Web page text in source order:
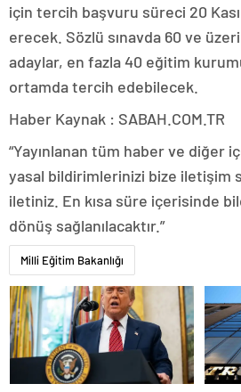
için tercih başvuru süreci 20
erecek. Sözlü sınavda 60 ve
adaylar, en fazla 40 eğitim
ortamda tercih edebilecek.
Haber Kaynak : SABAH.COM.TR
“Yayınlanan tüm haber ve diğer
yasal bildirimlerinizi bize iletişim
iletiniz. En kısa süre içerisinde
dönüş sağlanılacaktır.”
Milli Eğitim Bakanlığı